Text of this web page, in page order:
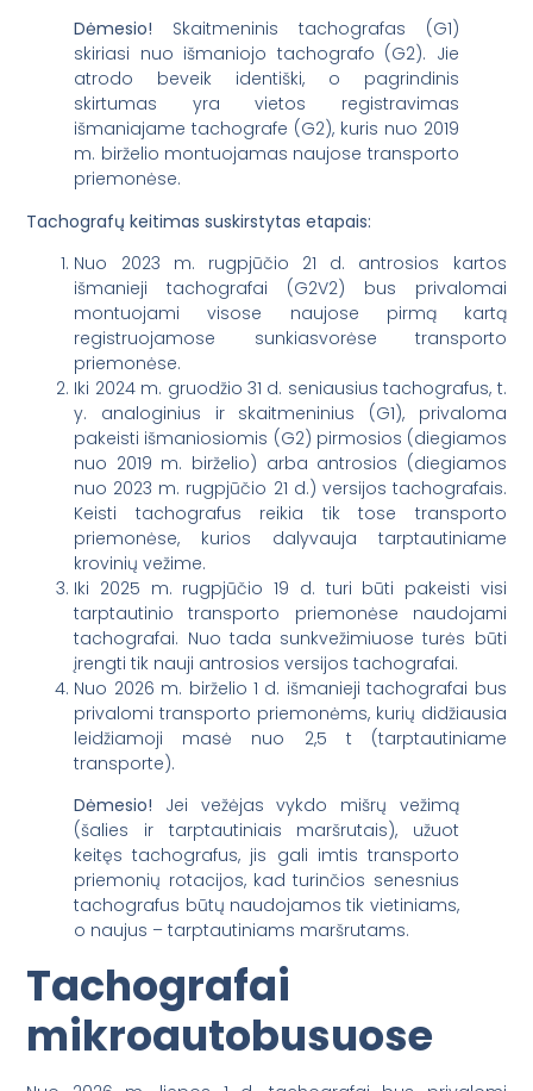
Dėmesio! Skaitmeninis tachografas (G1)
skiriasi nuo išmaniojo tachografo (G2). Jie
atrodo beveik identiški, o pagrindinis
skirtumas yra vietos registravimas
išmaniajame tachografe (G2), kuris nuo 2019
m. birželio montuojamas naujose transporto
priemonėse.
Tachografų keitimas suskirstytas etapais:
Nuo 2023 m. rugpjūčio 21 d. antrosios kartos
išmanieji tachografai (G2V2) bus privalomai
montuojami visose naujose pirmą kartą
registruojamose sunkiasvorėse transporto
priemonėse.
Iki 2024 m. gruodžio 31 d. seniausius tachografus, t.
y. analoginius ir skaitmeninius (G1), privaloma
pakeisti išmaniosiomis (G2) pirmosios (diegiamos
nuo 2019 m. birželio) arba antrosios (diegiamos
nuo 2023 m. rugpjūčio 21 d.) versijos tachografais.
Keisti tachografus reikia tik tose transporto
priemonėse, kurios dalyvauja tarptautiniame
krovinių vežime.
Iki 2025 m. rugpjūčio 19 d. turi būti pakeisti visi
tarptautinio transporto priemonėse naudojami
tachografai. Nuo tada sunkvežimiuose turės būti
įrengti tik nauji antrosios versijos tachografai.
Nuo 2026 m. birželio 1 d. išmanieji tachografai bus
privalomi transporto priemonėms, kurių didžiausia
leidžiamoji masė nuo 2,5 t (tarptautiniame
transporte).
Dėmesio! Jei vežėjas vykdo mišrų vežimą
(šalies ir tarptautiniais maršrutais), užuot
keitęs tachografus, jis gali imtis transporto
priemonių rotacijos, kad turinčios senesnius
tachografus būtų naudojamos tik vietiniams,
o naujus – tarptautiniams maršrutams.
Tachografai
mikroautobusuose